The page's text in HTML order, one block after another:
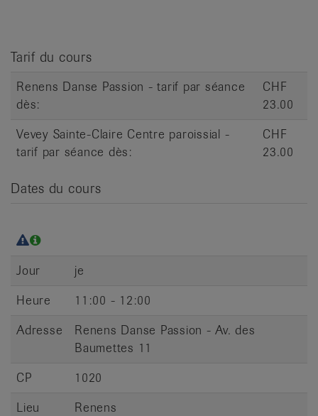
Tarif du cours
Renens Danse Passion - tarif par séance
dès:
CHF
23.00
Vevey Sainte-Claire Centre paroissial -
tarif par séance dès:
CHF
23.00
Dates du cours
Jour
je
Heure
11:00 - 12:00
Adresse
Renens Danse Passion - Av. des
Baumettes 11
CP
1020
Lieu
Renens